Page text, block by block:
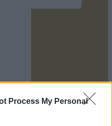
Process My Personal